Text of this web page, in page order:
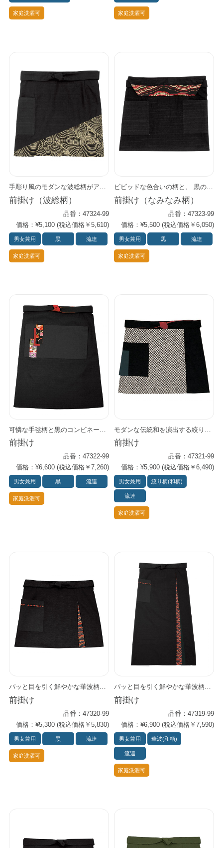
家庭洗濯可 家庭洗濯可
手彫り風のモダンな波総柄がアクセント。 無地とのコントラストが粋な佇まいを演出します。 和食はもちろん、多様なアジアンフードのシーンにもぴったり。 同柄の生地が襟元に入った和風カットソー（43308シリーズ）や、 ハンチング（48308シリーズ）もありますので、 スタッフごとに多様なコーデがお楽しみいただけます。
前掛け（波総柄）
品番：47324-99
価格：¥5,100 (税込価格￥5,610)
男女兼用 黒 流連
家庭洗濯可
ビビッドな色合いの柄と、 黒のコントラストがモダンな和を演出します。 同じ柄の和風シャツ（44204シリーズ）やバンダナもありますので、スタッフごとに違うコーデを楽しんでいただけます。
前掛け（なみなみ柄）
品番：47323-99
価格：¥5,500 (税込価格￥6,050)
男女兼用 黒 流連
家庭洗濯可
前掛け
品番：47322-99
価格：¥6,600 (税込価格￥7,260)
男女兼用 黒 流連
家庭洗濯可
前掛け
品番：47321-99
価格：¥5,900 (税込価格￥6,490)
男女兼用 絞り柄(和柄)
流連
家庭洗濯可
パッと目を引く鮮やかな華波柄が アクセントを添える前掛けです。 和食はもちろん、多様なアジアンフードのシーンにもぴったり。 同じ柄生地が胸ポケットにパッチワークされた和風シャツ（43305シリーズ）や、バンダナ（48317-27）,もありますので、 スタッフごとに多様なコーデがお楽しみいただけます。
前掛け
品番：47320-99
価格：¥5,300 (税込価格￥5,830)
男女兼用 黒 流連
家庭洗濯可
パッと目を引く鮮やかな華波柄が、 前スリットにアクセントを添えるロング前掛けです。 和食はもちろん、多様なアジアンフードのシーンにもぴったり。 同じ柄生地が胸ポケットにパッチワークされた和風シャツ（43305シリーズ）や前掛け（47320-99バンダナ（48317-27）もありますので、スタッフごとに多様なコーデがお楽しみいただけます。
前掛け
品番：47319-99
価格：¥6,900 (税込価格￥7,590)
男女兼用 華波(和柄)
流連
家庭洗濯可